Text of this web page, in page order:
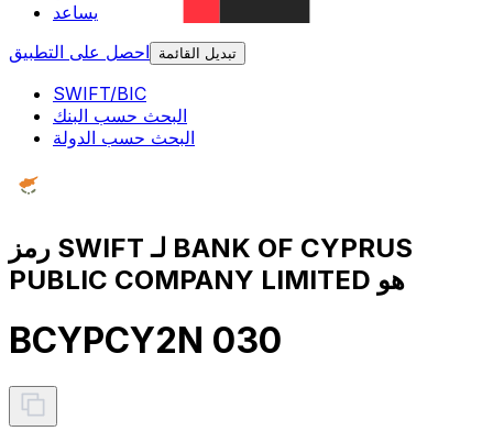
يساعد
احصل على التطبيق
تبديل القائمة
SWIFT/BIC
البحث حسب البنك
البحث حسب الدولة
رمز SWIFT لـ BANK OF CYPRUS
PUBLIC COMPANY LIMITED هو
BCYPCY2N 030